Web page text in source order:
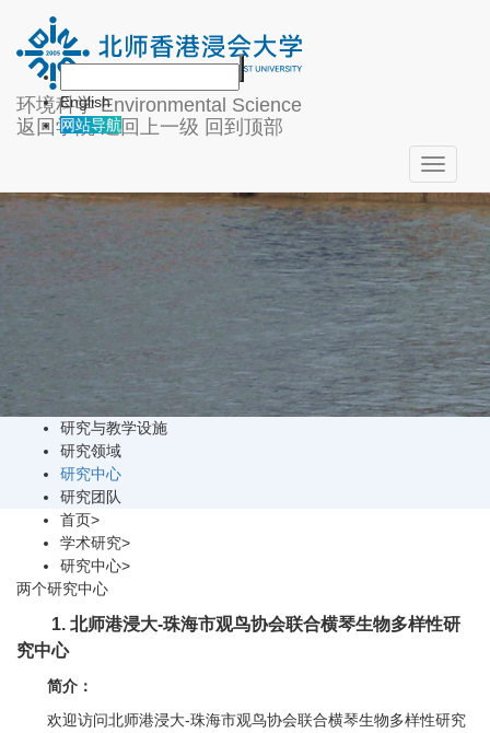
环境科学 Environmental Science
返回学院 返回上一级 回到顶部
English
网站导航
Toggle
研究与教学设施
研究领域
研究中心
研究团队
首页>
学术研究>
研究中心>
两个研究中心
1. 北师港浸大-珠海市观鸟协会联合横琴生物多样性研
究中心
简介：
欢迎访问北师港浸大-珠海市观鸟协会联合横琴生物多样性研究